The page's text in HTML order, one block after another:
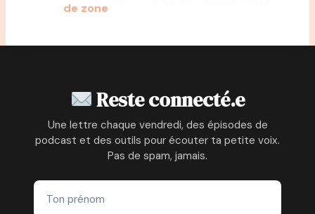
de zone
Reste connecté.e
Une lettre chaque vendredi, des épisodes de
podcast et des outils pour écouter ta petite voix.
Pas de spam, jamais.